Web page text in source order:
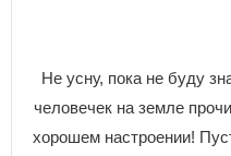
Не усну, пока не буду
человечек на земле
хорошем настроении!